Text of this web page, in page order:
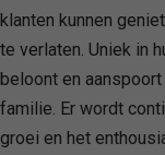
klanten kunnen
te verlaten. Uniek in
beloont en
familie. Er wordt
groei en het